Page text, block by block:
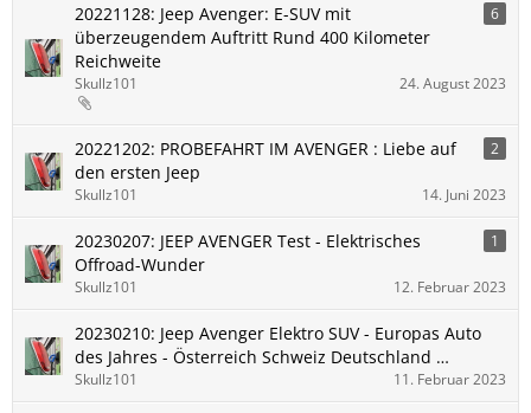
20221128: Jeep Avenger: E-SUV mit
überzeugendem Auftritt Rund 400 Kilometer
Reichweite
6
Skullz101 24. August 2023
20221202: PROBEFAHRT IM AVENGER : Liebe auf
den ersten Jeep
2
Skullz101 14. Juni 2023
20230207: JEEP AVENGER Test - Elektrisches
Offroad-Wunder
1
Skullz101 12. Februar 2023
20230210: Jeep Avenger Elektro SUV - Europas Auto
des Jahres - Österreich Schweiz Deutschland …
Skullz101 11. Februar 2023